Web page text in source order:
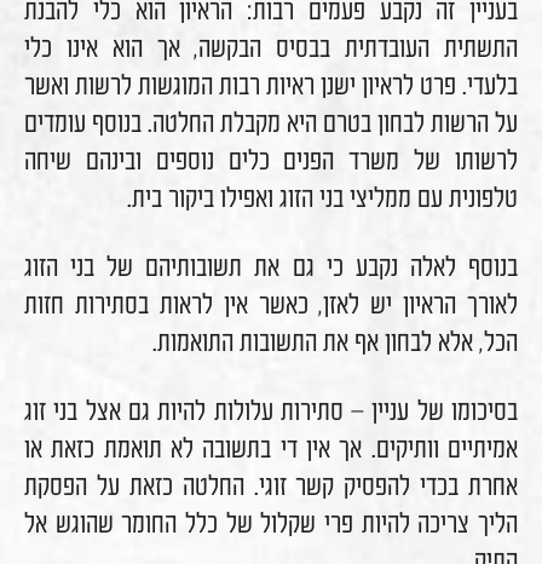
בעניין זה נקבע פעמים רבות: הראיון הוא כלי להבנת
התשתית העובדתית בבסיס הבקשה, אך הוא אינו כלי
בלעדי. פרט לראיון ישנן ראיות רבות המוגשות לרשות ואשר
על הרשות לבחון בטרם היא מקבלת החלטה. בנוסף עומדים
לרשותו של משרד הפנים כלים נוספים ובינהם שיחה
טלפונית עם ממליצי בני הזוג ואפילו ביקור בית.
בנוסף לאלה נקבע כי גם את תשובותיהם של בני הזוג
לאורך הראיון יש לאזן, כאשר אין לראות בסתירות חזות
הכל, אלא לבחון אף את התשובות התואמות.
בסיכומו של עניין – סתירות עלולות להיות גם אצל בני זוג
אמיתיים וותיקים. אך אין די בתשובה לא תואמת כזאת או
אחרת בכדי להפסיק קשר זוגי. החלטה כזאת על הפסקת
הליך צריכה להיות פרי שקלול של כלל החומר שהוגש אל